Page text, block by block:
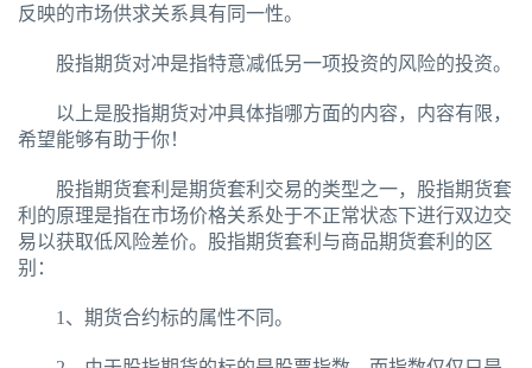
反映的市场供求关系具有同一性。
股指期货对冲是指特意减低另一项投资的风险的投资。
以上是股指期货对冲具体指哪方面的内容，内容有限，
希望能够有助于你！
股指期货套利是期货套利交易的类型之一，股指期货套
利的原理是指在市场价格关系处于不正常状态下进行双边交
易以获取低风险差价。股指期货套利与商品期货套利的区
别：
1、期货合约标的属性不同。